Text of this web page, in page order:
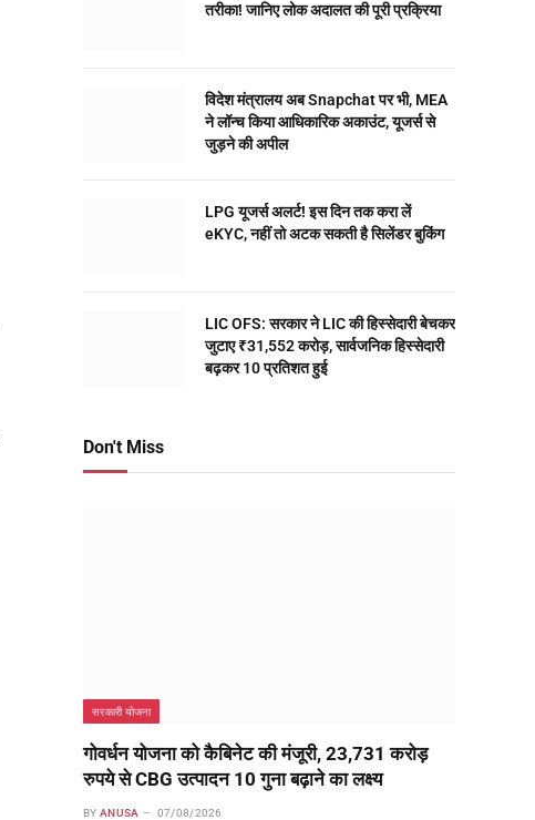
तरीका! जानिए लोक अदालत की पूरी प्रक्रिया
विदेश मंत्रालय अब Snapchat पर भी, MEA
ने लॉन्च किया आधिकारिक अकाउंट, यूजर्स से
जुड़ने की अपील
LPG यूजर्स अलर्ट! इस दिन तक करा लें
eKYC, नहीं तो अटक सकती है सिलेंडर बुकिंग
LIC OFS: सरकार ने LIC की हिस्सेदारी बेचकर
जुटाए ₹31,552 करोड़, सार्वजनिक हिस्सेदारी
बढ़कर 10 प्रतिशत हुई
Don't Miss
सरकारी योजना
गोवर्धन योजना को कैबिनेट की मंजूरी, 23,731 करोड़
रुपये से CBG उत्पादन 10 गुना बढ़ाने का लक्ष्य
BY ANUSA 07/08/2026